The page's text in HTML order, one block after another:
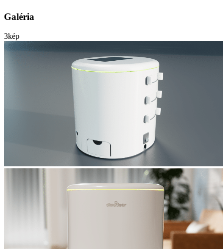
Galéria
3kép